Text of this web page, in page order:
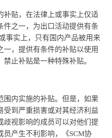
补贴，在法律上或事实上仅适
件之一，为出口活动提供有条
事实上，只有国内产品被用来
一，提供有条件的补贴以使用
止补贴是一种特殊补贴。
围内实施的补贴。但是，如果
受到严重损害或对其经济利益
歧视影响的成员可以对他们提
员产生不利影响，《SCM协